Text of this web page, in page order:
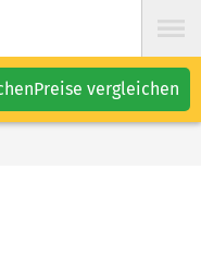
Preise vergleichen